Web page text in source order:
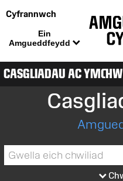
Cyfrannwch
Ein
Amgueddfeydd
CASGLIADAU AC